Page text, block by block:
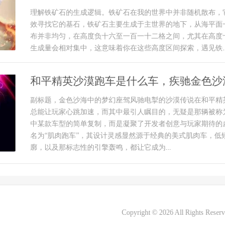
理解铁矿石的生成逻辑。铁矿石在我的世界中并非随机散布
效寻找它的基石，铁矿石主要生成于主世界的地下，从海平
布并非均匀，在高度负十六至一百一十二格之间，尤其在高
生成量会相对集中，这意味着你在这些高度区间探索，遇见铁
和平精英沙漠跑车是什么车，疾驰金色
副标题，金色沙海中的梦幻座驾风驰电掣的沙漠传说在和平
总能让玩家心跳加速，而其中最引人瞩目的，无疑是那辆被
中某款车型的简单复制，而是凝聚了开发者创意与玩家期待
名为“肌肉跑车”，其设计灵感显然源于经典的美式肌肉车，
廓，以及那标志性的引擎轰鸣，都让它成为...
Copyright © 2026 All Rights